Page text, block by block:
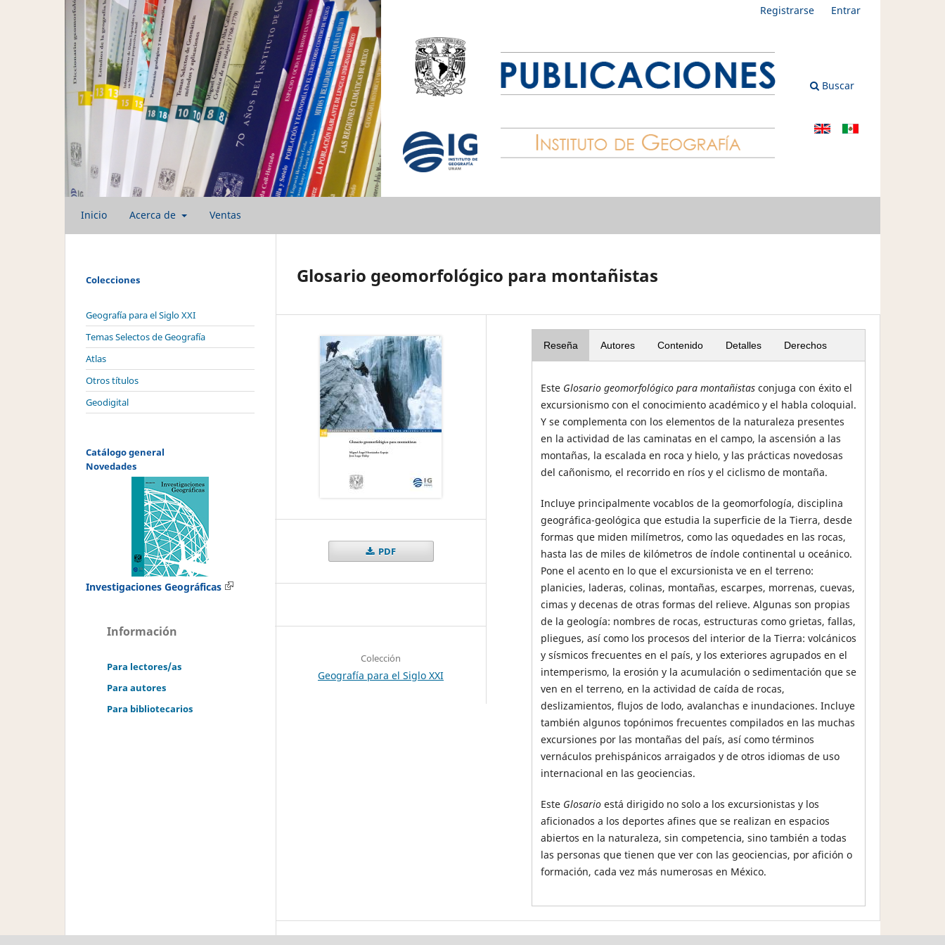
Buscar
Inicio Acerca de Ventas
Registrarse Entrar
Glosario geomorfológico para montañistas
Reseña Autores Contenido Detalles Derechos
Este Glosario geomorfológico para montañistas conjuga con éxito el
excursionismo con el conocimiento académico y el habla coloquial.
Y se complementa con los elementos de la naturaleza presentes
en la actividad de las caminatas en el campo, la ascensión a las
montañas, la escalada en roca y hielo, y las prácticas novedosas
del cañonismo, el recorrido en ríos y el ciclismo de montaña.
Incluye principalmente vocablos de la geomorfología, disciplina
geográfica-geológica que estudia la superficie de la Tierra, desde
formas que miden milímetros, como las oquedades en las rocas,
hasta las de miles de kilómetros de índole continental u oceánico.
Pone el acento en lo que el excursionista ve en el terreno:
planicies, laderas, colinas, montañas, escarpes, morrenas, cuevas,
cimas y decenas de otras formas del relieve. Algunas son propias
de la geología: nombres de rocas, estructuras como grietas, fallas,
pliegues, así como los procesos del interior de la Tierra: volcánicos
y sísmicos frecuentes en el país, y los exteriores agrupados en el
intemperismo, la erosión y la acumulación o sedimentación que se
ven en el terreno, en la actividad de caída de rocas,
deslizamientos, flujos de lodo, avalanchas e inundaciones. Incluye
también algunos topónimos frecuentes compilados en las muchas
excursiones por las montañas del país, así como términos
vernáculos prehispánicos arraigados y de otros idiomas de uso
internacional en las geociencias.
Este Glosario está dirigido no solo a los excursionistas y los
aficionados a los deportes afines que se realizan en espacios
abiertos en la naturaleza, sin competencia, sino también a todas
las personas que tienen que ver con las geociencias, por afición o
formación, cada vez más numerosas en México.
PDF
Colección
Geografía para el Siglo XXI
Colecciones
Geografía para el Siglo XXI
Temas Selectos de Geografía
Atlas
Otros títulos
Geodigital
Catálogo general
Novedades
Investigaciones Geográficas
Información
Para lectores/as
Para autores
Para bibliotecarios